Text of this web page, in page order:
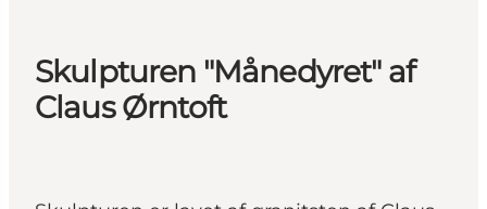
Skulpturen "Månedyret" af
Claus Ørntoft